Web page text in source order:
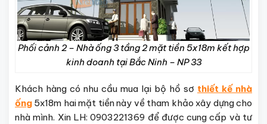
Phối cảnh 2 – Nhà ống 3 tầng 2 mặt tiền 5x18m kết hợp
kinh doanh tại Bắc Ninh – NP 33
Khách hàng có nhu cầu mua lại bộ hồ sơ thiết kế nhà
ống 5x18m hai mặt tiền này về tham khảo xây dựng cho
nhà mình. Xin LH: 0903221369 để được cung cấp và tư